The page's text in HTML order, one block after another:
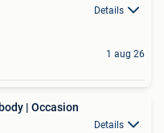
Details
1 aug 26
| Occasion
Details